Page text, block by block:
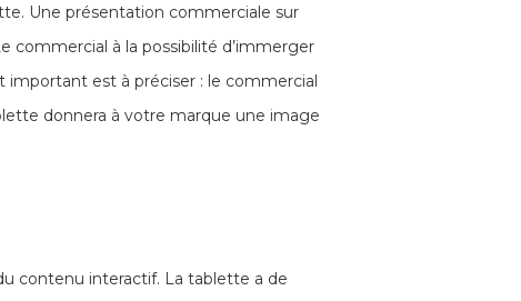
Une présentation commerciale sur
commercial à la possibilité d’immerger
important est à préciser : le commercial
donnera à votre marque une image
contenu interactif. La tablette a de